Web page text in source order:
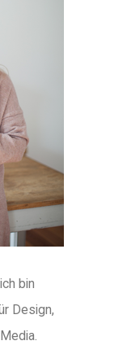
bin
Design,